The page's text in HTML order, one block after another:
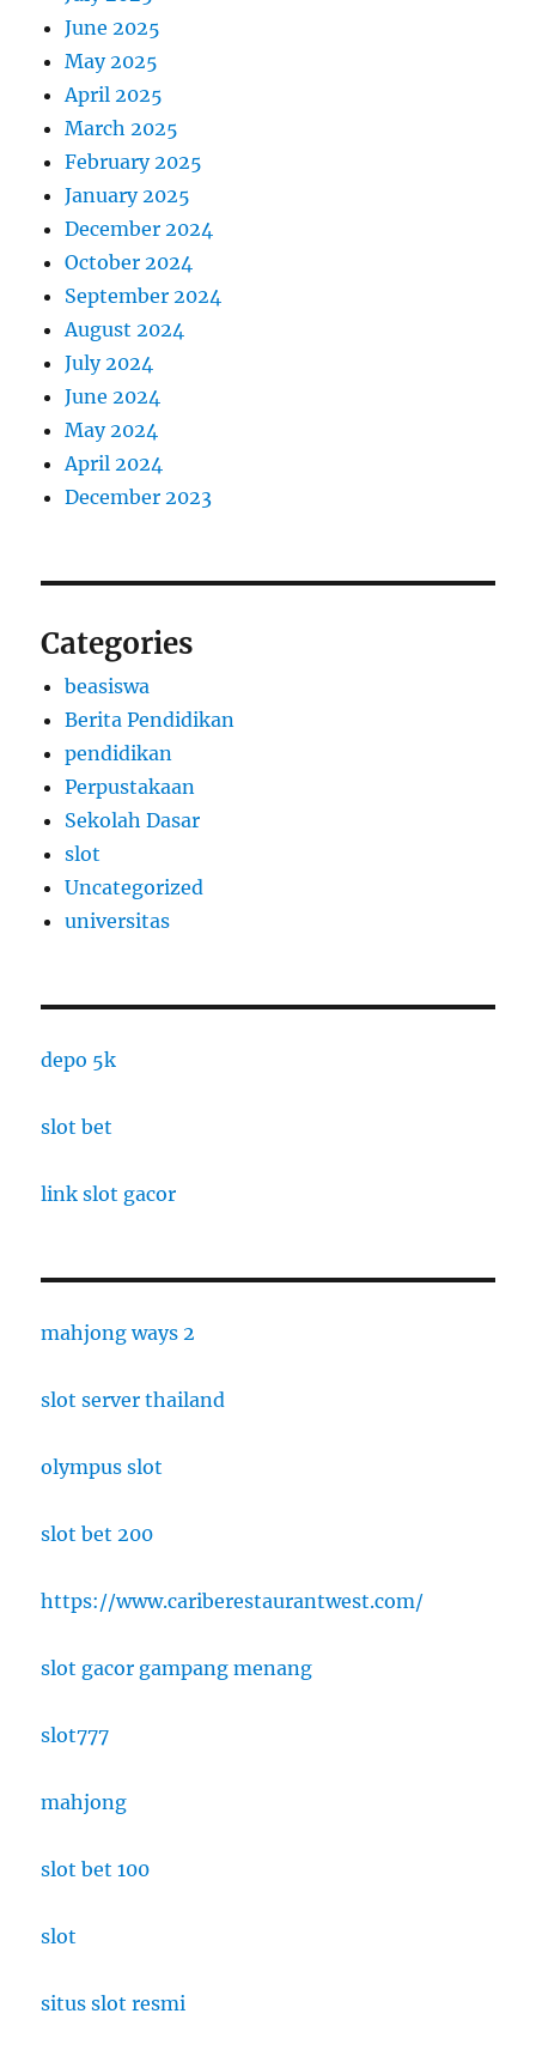
June 2025
May 2025
April 2025
March 2025
February 2025
January 2025
December 2024
October 2024
September 2024
August 2024
July 2024
June 2024
May 2024
April 2024
December 2023
Categories
beasiswa
Berita Pendidikan
pendidikan
Perpustakaan
Sekolah Dasar
slot
Uncategorized
universitas
depo 5k
slot bet
link slot gacor
mahjong ways 2
slot server thailand
olympus slot
slot bet 200
https://www.cariberestaurantwest.com/
slot gacor gampang menang
slot777
mahjong
slot bet 100
slot
situs slot resmi